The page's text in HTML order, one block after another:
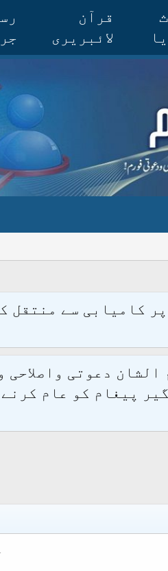
قرآن
لائبریری
الحمدللہ محدث فورم کو نئےسافٹ ویئر زین
دعوتی
پیغام کو عام